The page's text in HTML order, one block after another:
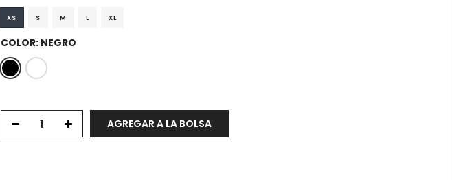
XS S M L XL
COLOR: NEGRO
AGREGAR A LA BOLSA